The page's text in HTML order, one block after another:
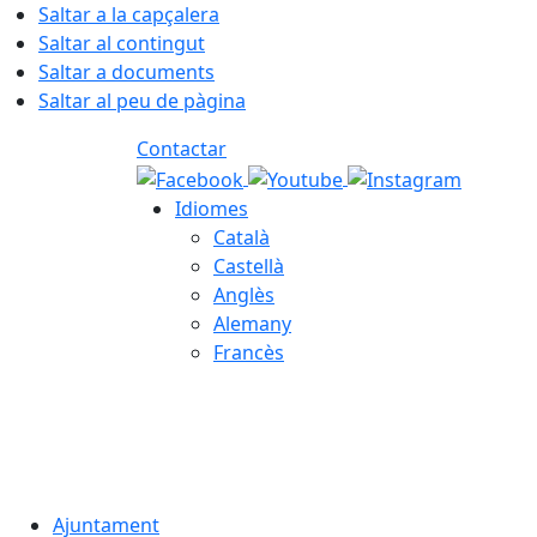
Saltar a la capçalera
Saltar al contingut
Saltar a documents
Saltar al peu de pàgina
Contactar
Idiomes
Català
Castellà
Anglès
Alemany
Francès
Ajuntament